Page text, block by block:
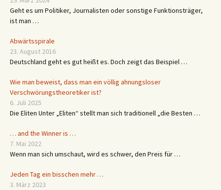
Geht es um Politiker, Journalisten oder sonstige Funktionsträger,
ist man …
Abwärtsspirale
23. August 2016
Deutschland geht es gut heißt es. Doch zeigt das Beispiel …
Wie man beweist, dass man ein völlig ahnungsloser
Verschwörungstheoretiker ist?
6. Juli 2025
Die Eliten Unter „Eliten“ stellt man sich traditionell „die Besten …
… and the Winner is …
7. Mai 2022
Wenn man sich umschaut, wird es schwer, den Preis für …
Jeden Tag ein bisschen mehr …
3. März 2023